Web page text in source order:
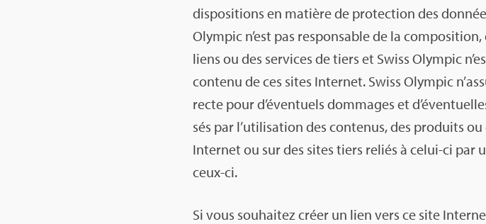
dis­po­si­tions en matière de pro­tec­tion des
Olym­pic n’est pas res­pon­sable de la
liens ou des ser­vices de tiers et Swiss Olym­pic
contenu de ces sites Inter­net. Swiss Olym­pic
recte pour d’éven­tuels dom­mages et
sés par l’uti­li­sa­tion des conte­nus, des pro­duits
Inter­net ou sur des sites tiers reliés à celui-ci par
ceux-ci.
Si vous sou­hai­tez créer un lien vers ce site